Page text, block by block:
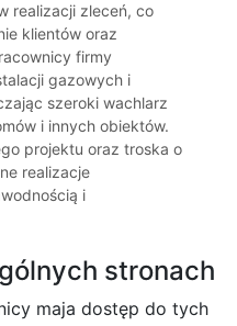
realizacji zleceń, co
klientów oraz
firmy
gazowych i
szeroki wachlarz
i innych obiektów.
projektu oraz troska o
realizacje
i
stronach
maja dostęp do tych